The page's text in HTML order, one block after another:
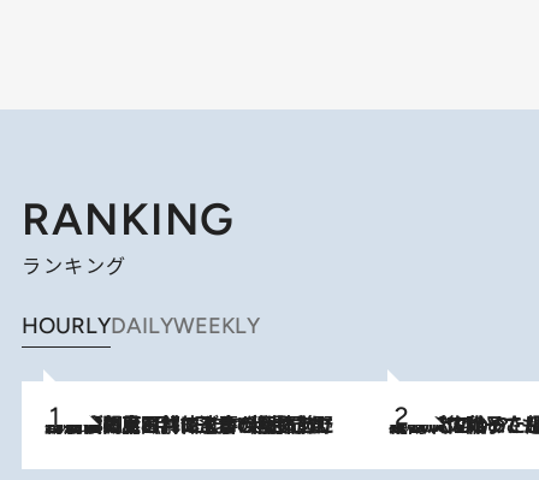
RANKING
ランキング
HOURLYDAILYWEEKLY
2026.8.8
「最後に見られてよかった」上野動物園の東園パンダ舎が解体前に特別公開。8月16日まで延長されたパネル展と共に辿る“半世紀”のパンダ飼育《解体工事の図面あり》 2026.8.5
【阿川佐和子さんの年とる力】なぜ70代で始めた趣味は“こんなに楽しい”のか？ ピアノ、俳句…スランプに陥っても続けられる“ある秘訣”とは